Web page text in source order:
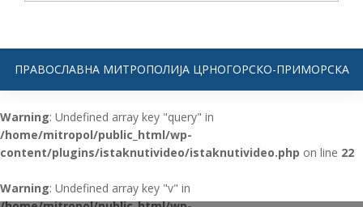
ПРАВОСЛАВНА МИТРОПОЛИЈА ЦРНОГОРСКО-ПРИМОРСКА
Warning: Undefined array key "query" in
/home/mitropol/public_html/wp-
content/plugins/istaknutivideo/istaknutivideo.php on line 22
Warning: Undefined array key "v" in